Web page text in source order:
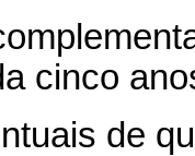
cinco
de